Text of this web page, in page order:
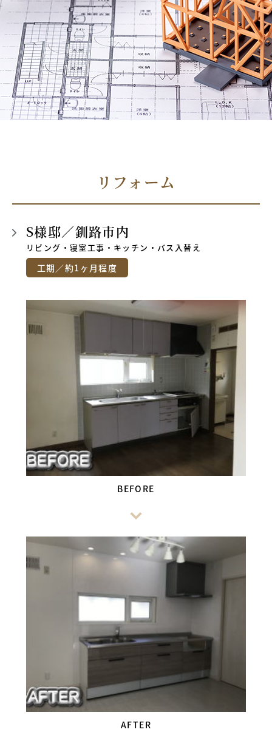
リフォーム
S様邸／釧路市内
リビング・寝室工事・キッチン・バス入替え
工期／約1ヶ月程度